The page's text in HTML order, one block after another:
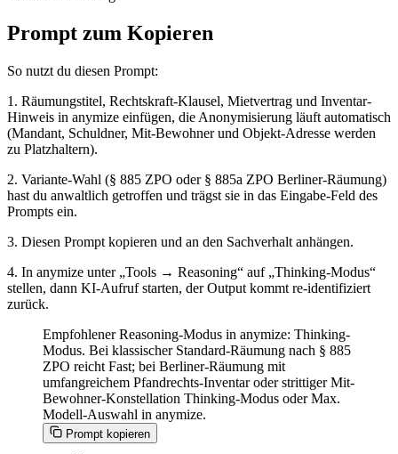
Prompt zum Kopieren
So nutzt du diesen Prompt:
1. Räumungstitel, Rechtskraft-Klausel, Mietvertrag und Inventar-
Hinweis in anymize einfügen, die Anonymisierung läuft automatisch
(Mandant, Schuldner, Mit-Bewohner und Objekt-Adresse werden
zu Platzhaltern).
2. Variante-Wahl (§ 885 ZPO oder § 885a ZPO Berliner-Räumung)
hast du anwaltlich getroffen und trägst sie in das Eingabe-Feld des
Prompts ein.
3. Diesen Prompt kopieren und an den Sachverhalt anhängen.
4. In anymize unter „Tools → Reasoning“ auf „Thinking-Modus“
stellen, dann KI-Aufruf starten, der Output kommt re-identifiziert
zurück.
Empfohlener Reasoning-Modus in anymize: Thinking-
Modus. Bei klassischer Standard-Räumung nach § 885
ZPO reicht Fast; bei Berliner-Räumung mit
umfangreichem Pfandrechts-Inventar oder strittiger Mit-
Bewohner-Konstellation Thinking-Modus oder Max.
Modell-Auswahl in anymize.
Prompt kopieren